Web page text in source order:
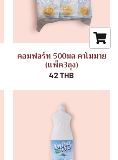
คอมฟอร์ท 500มล คาโมมาย
(แพ็ค3ถุง)
42 THB